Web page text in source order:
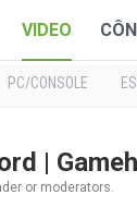
VIDEO
PC/CONSOLE
|
or moderators.